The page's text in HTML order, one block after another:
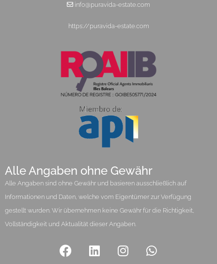
info@puravida-estate.com
https://puravida-estate.com
Alle Angaben ohne Gewähr
Alle Angaben sind ohne Gewähr und basieren ausschließlich auf
Informationen und Daten, welche vom Eigentümer zur Verfügung
gestellt wurden. Wir übernehmen keine Gewähr für die Richtigkeit,
Vollständigkeit und Aktualität dieser Angaben.